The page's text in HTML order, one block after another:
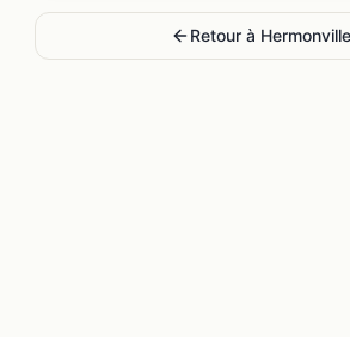
Retour à Hermonville